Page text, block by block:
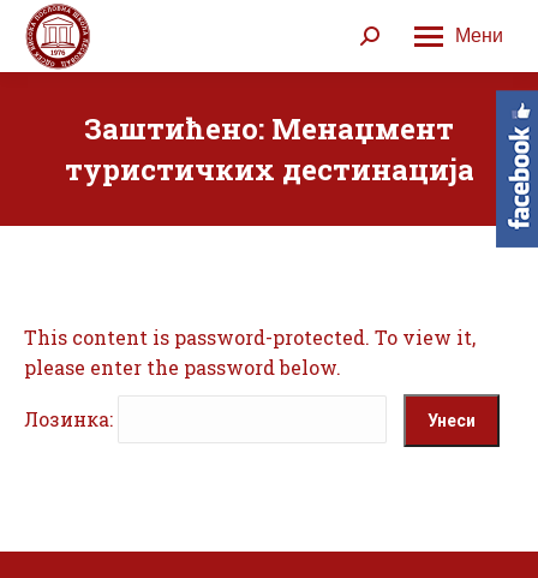
Мени
Search:
Заштићено: Менаџмент
туристичких дестинација
This content is password-protected. To view it,
please enter the password below.
Лозинка: